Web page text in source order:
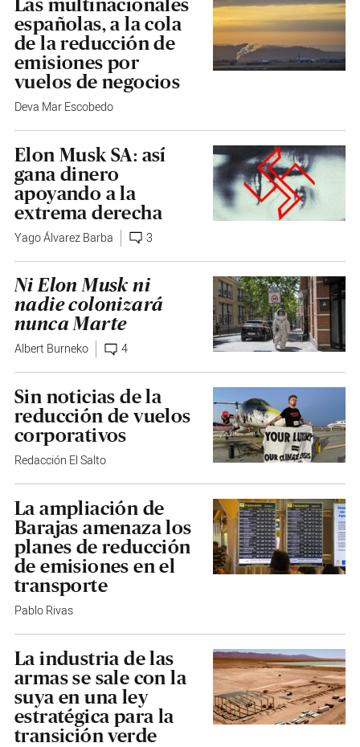
Las multinacionales
españolas, a la cola
de la reducción de
emisiones por
vuelos de negocios
Deva Mar Escobedo
Elon Musk SA: así
gana dinero
apoyando a la
extrema derecha
Yago Álvarez Barba 3
Ni Elon Musk ni
nadie colonizará
nunca Marte
Albert Burneko 4
Sin noticias de la
reducción de vuelos
corporativos
Redacción El Salto
La ampliación de
Barajas amenaza los
planes de reducción
de emisiones en el
transporte
Pablo Rivas
La industria de las
armas se sale con la
suya en una ley
estratégica para la
transición verde